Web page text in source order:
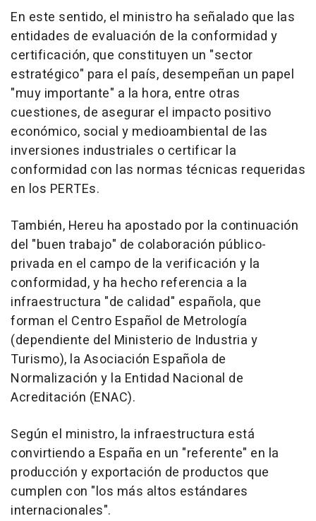
En este sentido, el ministro ha señalado que las
entidades de evaluación de la conformidad y
certificación, que constituyen un "sector
estratégico" para el país, desempeñan un papel
"muy importante" a la hora, entre otras
cuestiones, de asegurar el impacto positivo
económico, social y medioambiental de las
inversiones industriales o certificar la
conformidad con las normas técnicas requeridas
en los PERTEs.
También, Hereu ha apostado por la continuación
del "buen trabajo" de colaboración público-
privada en el campo de la verificación y la
conformidad, y ha hecho referencia a la
infraestructura "de calidad" española, que
forman el Centro Español de Metrología
(dependiente del Ministerio de Industria y
Turismo), la Asociación Española de
Normalización y la Entidad Nacional de
Acreditación (ENAC).
Según el ministro, la infraestructura está
convirtiendo a España en un "referente" en la
producción y exportación de productos que
cumplen con "los más altos estándares
internacionales".